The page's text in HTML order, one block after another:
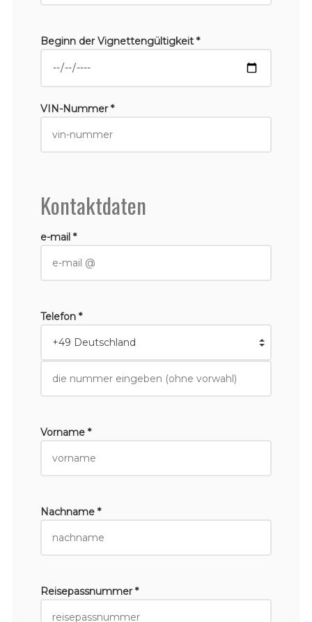
Beginn der Vignettengültigkeit *
VIN-Nummer *
Kontaktdaten
e-mail *
Telefon *
Vorname *
Nachname *
Reisepassnummer *